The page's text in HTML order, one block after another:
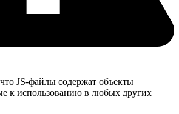
JS-файлы содержат объекты
к использованию в любых других